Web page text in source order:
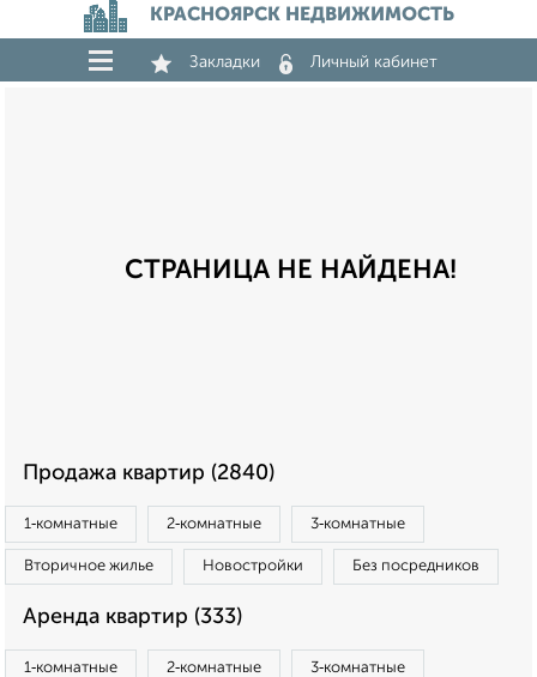
КРАСНОЯРСК НЕДВИЖИМОСТЬ
Закладки Личный кабинет
СТРАНИЦА НЕ НАЙДЕНА!
Продажа квартир (2840)
1‑комнатные 2‑комнатные 3‑комнатные
Вторичное жилье Новостройки Без посредников
Аренда квартир (333)
1‑комнатные 2‑комнатные 3‑комнатные